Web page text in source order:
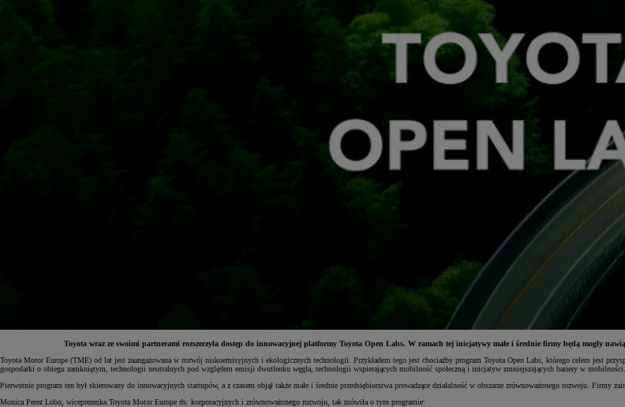
Yaris Cross
Toyota wraz ze swoimi partnerami rozszerzyła dostęp do innowacyjnej platformy Toyota Open Labs. W ramach tej inicjatywy małe i średnie firmy będą mogły
Toyota Motor Europe (TME) od lat jest zaangażowana w rozwój niskoemisyjnych i ekologicznych technologii. Przykładem tego jest chociażby program Toyota Open Labs, którego celem jest
gospodarki o obiegu zamkniętym, technologii neutralnych pod względem emisji dwutlenku węgla, technologii wspierających mobilność społeczną i inicjatyw zmniejszających bariery w mobilności.
Pierwotnie program ten był skierowany do innowacyjnych startupów, a z czasem objął także małe i średnie przedsiębiorstwa prowadzące działalność w obszarze zrównoważonego rozwoju. Firmy
Monica Perez Lobo, wiceprezeska Toyota Motor Europe ds. korporacyjnych i zrównoważonego rozwoju, tak mówiła o tym programie: